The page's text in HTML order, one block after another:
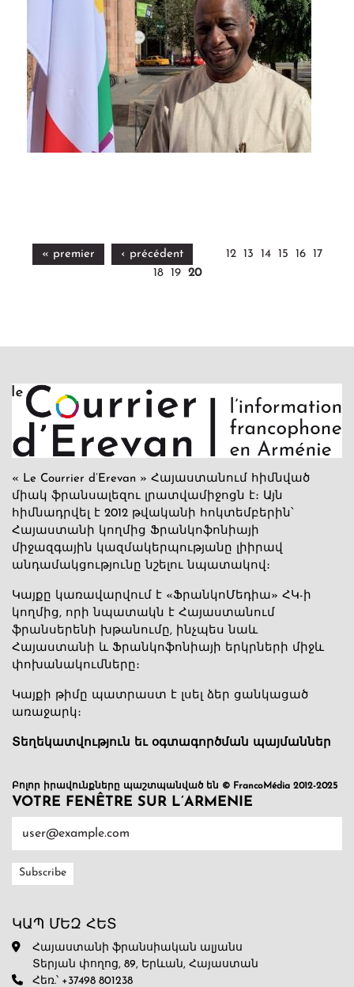
« premier ‹ précédent 12 13 14 15 16
17
18
19 20
« Le Courrier d’Erevan » Հայաստանում հիմնված
միակ ֆրանսալեզու լրատվամիջոցն է։ Այն
հիմնադրվել է 2012 թվականի հոկտեմբերին՝
Հայաստանի կողմից Ֆրանկոֆոնիայի
միջազգային կազմակերպությանը լիիրավ
անդամակցությունը նշելու նպատակով։
Կայքը կառավարվում է «ՖրանկոՄեդիա» ՀԿ-ի
կողմից, որի նպատակն է Հայաստանում
ֆրանսերենի խթանումը, ինչպես նաև
Հայաստանի և Ֆրանկոֆոնիայի երկրների միջև
փոխանակումները։
Կայքի թիմը պատրաստ է լսել ձեր ցանկացած
առաջարկ։
Տեղեկատվություն եւ օգտագործման պայմաններ
Բոլոր իրավունքները պաշտպանված են © FrancoMédia 2012-2025
VOTRE FENÊTRE SUR L’ARMENIE
ԿԱՊ ՄԵԶ ՀԵՏ
Հայաստանի ֆրանսիական ալյանս
Տերյան փողոց, 89, Երևան, Հայաստան
Հեռ.՝ +37498 801238